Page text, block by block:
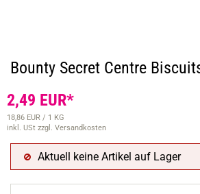
Bounty Secret Centre
2,49 EUR*
18,86 EUR / 1 KG
inkl. USt zzgl. Versandkosten
Aktuell keine Artikel auf Lager